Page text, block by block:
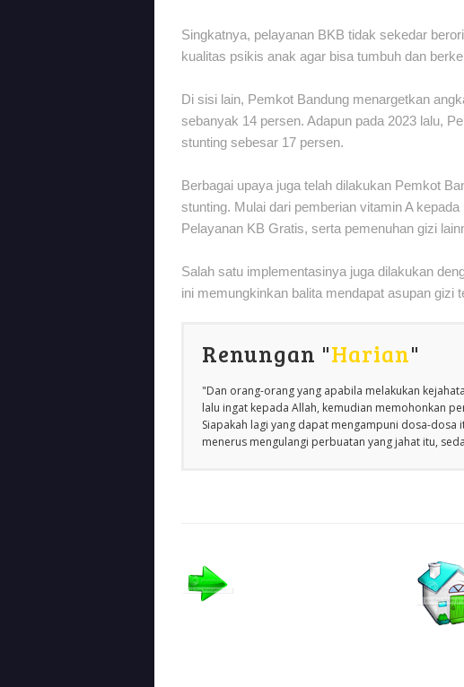
Singkatnya, pelayanan BKB tidak sekedar
kualitas psikis anak agar bisa tumbuh dan
Di sisi lain, Pemkot Bandung menargetkan
sebanyak 14 persen. Adapun pada 2023 lalu,
stunting sebesar 17 persen.
Berbagai upaya juga telah dilakukan Pemkot
stunting. Mulai dari pemberian vitamin A
Pelayanan KB Gratis, serta pemenuhan gizi
Salah satu implementasinya juga dilakukan
ini memungkinkan balita mendapat asupan gizi
Renungan "Harian"
"Dan orang-orang yang apabila melakukan
lalu ingat kepada Allah, kemudian memohonkan
Siapakah lagi yang dapat mengampuni dosa-dosa
menerus mengulangi perbuatan yang jahat itu,